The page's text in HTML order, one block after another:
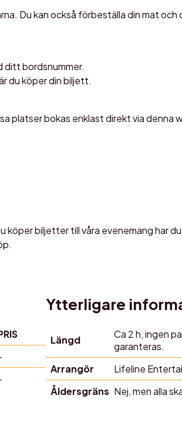
Du kan också förbeställa din mat och
ditt bordsnummer.
du köper din biljett.
platser bokas enklast direkt via denna
biljetter till våra evenemang har
Ytterligare
Längd
Ca 2 h, ingen
garanteras.
Arrangör
Lifeline
Åldersgräns Nej, men alla